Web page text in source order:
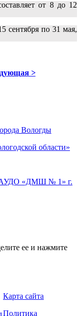
от 8 до 12
сентября по 31 мая,
>
ее и нажмите
Карта сайта
Политика